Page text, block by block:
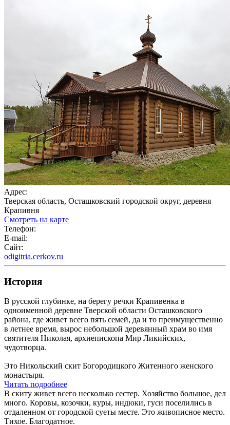
Адрес:
Тверская область, Осташковский городской округ, деревня
Крапивня
Смотреть на карте
Телефон:
E-mail:
Сайт:
odigitria.cerkov.ru
История
В русской глубинке, на берегу речки Крапивенка в
одноименной деревне Тверской области Осташковского
района, где живет всего пять семей, да и то преимущественно
в летнее время, вырос небольшой деревянный храм во имя
святителя Николая, архиепископа Мир Ликийских,
чудотворца.
Это Никольский скит Богородицкого Житенного женского
монастыря.
Читать подробнее
В скиту живет всего несколько сестер. Хозяйство большое, дел
много. Коровы, козочки, куры, индюки, гуси поселились в
отдаленном от городской суеты месте. Это живописное место.
Тихое. Благодатное.